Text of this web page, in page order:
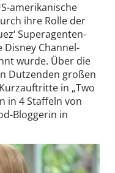
amerikanische
ihre Rolle der
Superagenten-
Disney Channel-
wurde. Über die
Dutzenden großen
in „Two
in 4 Staffeln von
Bloggerin in